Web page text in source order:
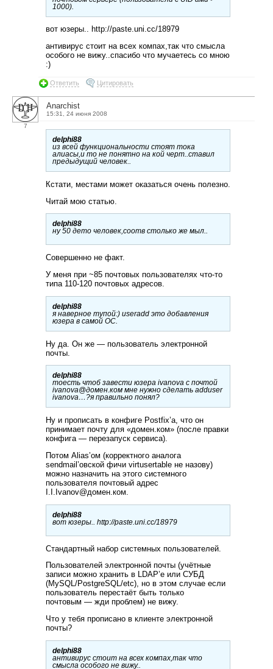
1000).
вот юзеры.. http://paste.uni.cc/18979
антивирус стоит на всех компах,так что смысла
особого не вижу..спасибо что мучаетесь со мною
:)
Ответить Цитировать
7
Anarchist
15:31, 24 июня 2008
delphi88
из всей функциональности стоят тока
алиасы,и то не понятно на кой черт..ставил
предыдущий человек..
Кстати, местами может оказаться очень полезно.
Читай мою статью.
delphi88
ну 50 дето человек,соотв столько же мыл..
Совершенно не факт.
У меня при ~85 почтовых пользователях что-то
типа 110-120 почтовых адресов.
delphi88
я наверное тупой:) useradd это добавления
юзера в самой ОС.
Ну да. Он же — пользователь электронной
почты.
delphi88
тоесть чтоб завести юзера ivanova с почтой
ivanova@домен.ком мне нужно сделать adduser
ivanova…?я правильно понял?
Ну и прописать в конфиге Postfix’а, что он
принимает почту для «домен.ком» (после правки
конфига — перезапуск сервиса).
Потом Alias’ом (корректного аналога
sendmail’овской фичи virtusertable не назову)
можно назначить на этого системного
пользователя почтовый адрес
I.I.Ivanov@домен.ком.
delphi88
вот юзеры.. http://paste.uni.cc/18979
Стандартный набор системных пользователей.
Пользователей электронной почты (учётные
записи можно хранить в LDAP’е или СУБД
(MySQL/PostgreSQL/etc), но в этом случае если
пользователь перестаёт быть только
почтовым — жди проблем) не вижу.
Что у тебя прописано в клиенте электронной
почты?
delphi88
антивирус стоит на всех компах,так что
смысла особого не вижу..